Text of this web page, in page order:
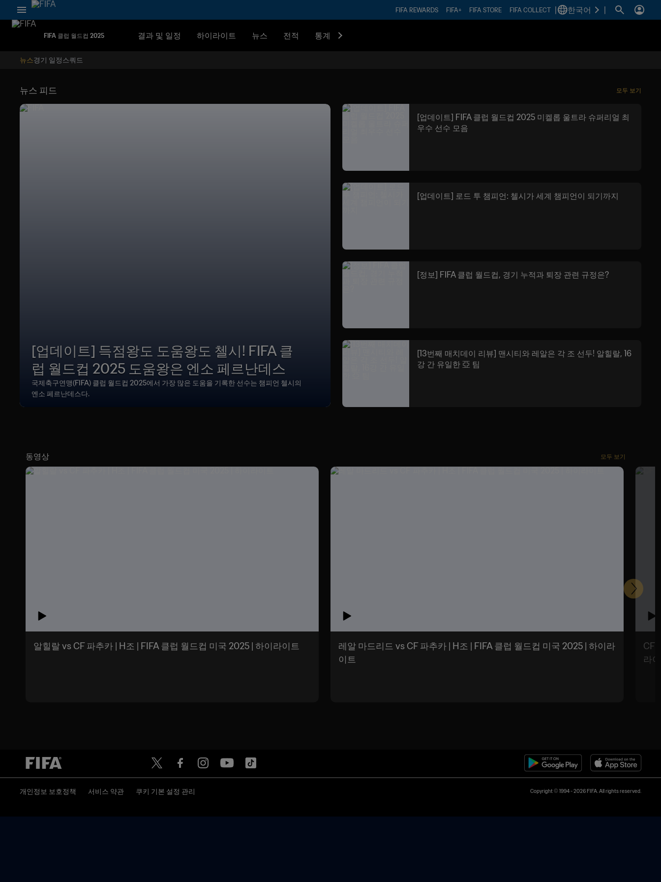
FIFA REWARDS FIFA+ FIFA STORE FIFA COLLECT 한국어
FIFA 클럽 월드컵 2025 결과 및 일정 하이라이트 뉴스 전적 통계
뉴스경기 일정스쿼드
뉴스 피드 모두 보기
[업데이트] 득점왕도 도움왕도 첼시! FIFA 클
럽 월드컵 2025 도움왕은 엔소 페르난데스
국제축구연맹(FIFA) 클럽 월드컵 2025에서 가장 많은 도움을 기록한 선수는 챔피언 첼시의
엔소 페르난데스다.
[업데이트] FIFA 클럽 월드컵 2025 미켈롭 울트라 슈퍼리얼 최
우수 선수 모음
[업데이트] 로드 투 챔피언: 첼시가 세계 챔피언이 되기까지
[정보] FIFA 클럽 월드컵, 경기 누적과 퇴장 관련 규정은?
[13번째 매치데이 리뷰] 맨시티와 레알은 각 조 선두! 알힐랄, 16
강 간 유일한 亞 팀
동영상 모두 보기
알힐랄 vs CF 파추카 | H조 | FIFA 클럽 월드컵 미국 2025 | 하이라이트
레알 마드리드 vs CF 파추카 | H조 | FIFA 클럽 월드컵 미국 2025 | 하이라
이트
CF
라
다
음
개인정보 보호정책 서비스 약관 쿠키 기본 설정 관리 Copyright © 1994 - 2026 FIFA. All rights reserved.